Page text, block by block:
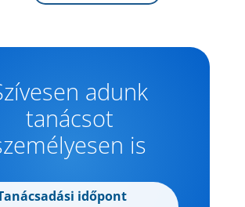
adunk
tanácsot
is
időpont